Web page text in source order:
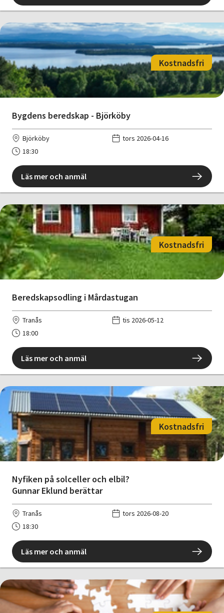
Bygdens beredskap - Björköby
Kostnadsfri
Björköby
tors 2026-04-16
18:30
Läs mer och anmäl
Beredskapsodling i Mårdastugan
Kostnadsfri
Tranås
tis 2026-05-12
18:00
Läs mer och anmäl
Nyfiken på solceller och elbil?
Gunnar Eklund berättar
Kostnadsfri
Tranås
tors 2026-08-20
18:30
Läs mer och anmäl